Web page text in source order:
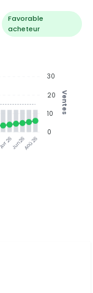
Favorable
acheteur
Avr 26Jun 26Aoû 26
30
20
10
0
Ventes